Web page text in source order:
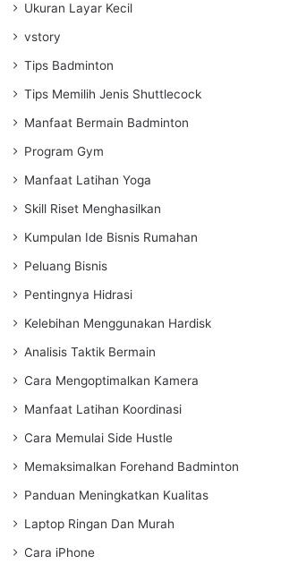
Ukuran Layar Kecil
vstory
Tips Badminton
Tips Memilih Jenis Shuttlecock
Manfaat Bermain Badminton
Program Gym
Manfaat Latihan Yoga
Skill Riset Menghasilkan
Kumpulan Ide Bisnis Rumahan
Peluang Bisnis
Pentingnya Hidrasi
Kelebihan Menggunakan Hardisk
Analisis Taktik Bermain
Cara Mengoptimalkan Kamera
Manfaat Latihan Koordinasi
Cara Memulai Side Hustle
Memaksimalkan Forehand Badminton
Panduan Meningkatkan Kualitas
Laptop Ringan Dan Murah
Cara iPhone